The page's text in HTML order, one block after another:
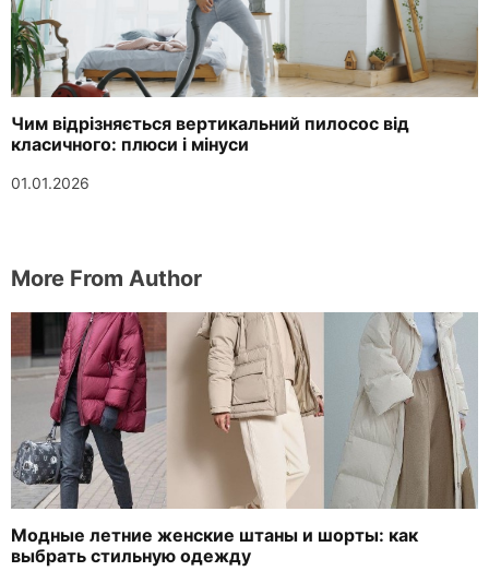
Чим відрізняється вертикальний пилосос від
класичного: плюси і мінуси
01.01.2026
More From Author
Модные летние женские штаны и шорты: как
выбрать стильную одежду